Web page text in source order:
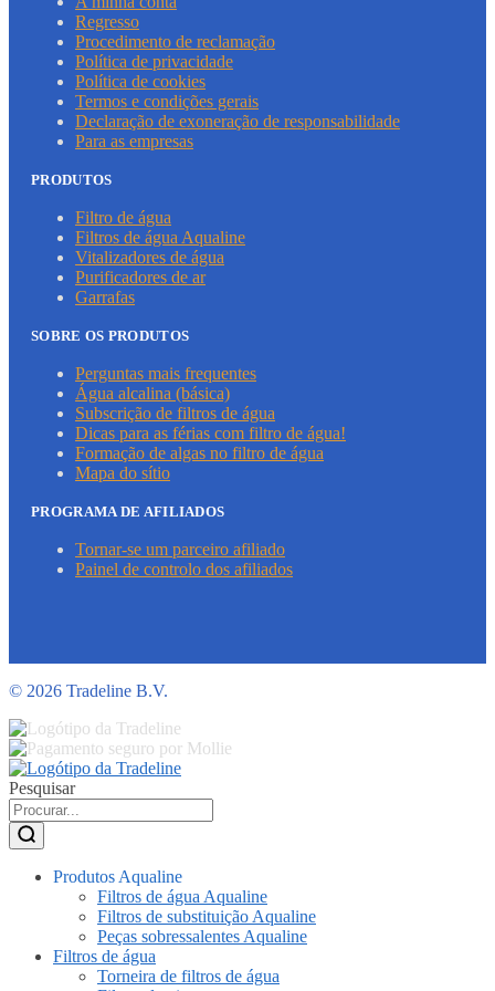
Regresso
Procedimento de reclamação
Política de privacidade
Política de cookies
Termos e condições gerais
Declaração de exoneração de responsabilidade
Para as empresas
PRODUTOS
Filtro de água
Filtros de água Aqualine
Vitalizadores de água
Purificadores de ar
Garrafas
SOBRE OS PRODUTOS
Perguntas mais frequentes
Água alcalina (básica)
Subscrição de filtros de água
Dicas para as férias com filtro de água!
Formação de algas no filtro de água
Mapa do sítio
PROGRAMA DE AFILIADOS
Tornar-se um parceiro afiliado
Painel de controlo dos afiliados
© 2026 Tradeline B.V.
Pesquisar
Produtos Aqualine
Filtros de água Aqualine
Filtros de substituição Aqualine
Peças sobressalentes Aqualine
Filtros de água
Torneira de filtros de água